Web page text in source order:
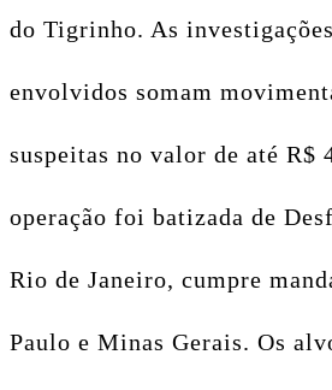
do Tigrinho. As
envolvidos somam
suspeitas no valor de até R$
operação foi batizada de
Rio de Janeiro, cumpre
Paulo e Minas Gerais. Os